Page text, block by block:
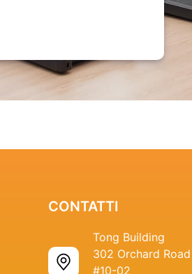
CONTATTI
Tong Building
302 Orchard Road
#10-02